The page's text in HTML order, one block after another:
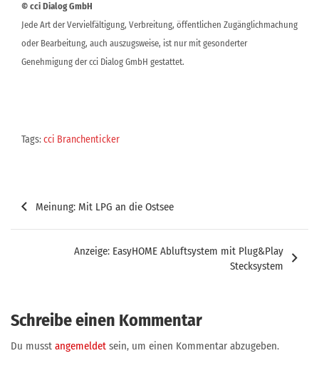
© cci Dialog GmbH
Jede Art der Vervielfältigung, Verbreitung, öffentlichen Zugänglichmachung
oder Bearbeitung, auch auszugsweise, ist nur mit gesonderter
Genehmigung der cci Dialog GmbH gestattet.
Tags:cci Branchenticker
Beitragsnavigation
Meinung: Mit LPG an die Ostsee
Anzeige: EasyHOME Abluftsystem mit Plug&Play
Stecksystem
Schreibe einen Kommentar
Du musst angemeldet sein, um einen Kommentar abzugeben.